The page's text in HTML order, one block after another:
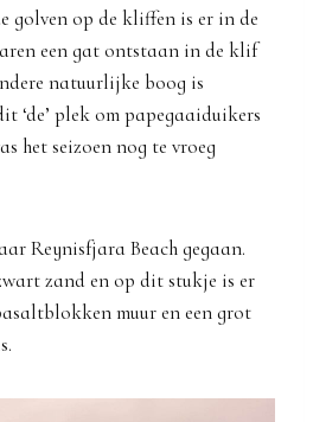
golven op de kliffen is er in de
een gat ontstaan in de klif
natuurlijke boog is
‘de’ plek om papegaaiduikers
het seizoen nog te vroeg
Reynisfjara Beach gegaan.
zand en op dit stukje is er
muur en een grot